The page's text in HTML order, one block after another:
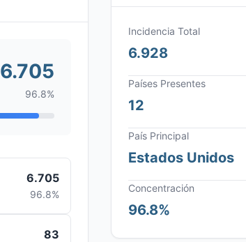
6.705
96.8%
6.705
96.8%
83
Incidencia Total
6.928
Países Presentes
12
País Principal
Estados Unidos
Concentración
96.8%